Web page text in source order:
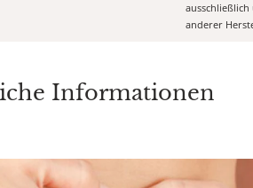
anderer
Informationen